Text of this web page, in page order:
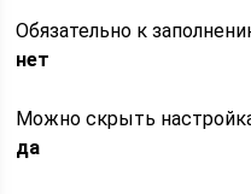
Обязательно к
нет
Можно скрыть
да